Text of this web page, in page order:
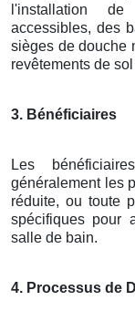
l'installation
accessibles, des
sièges de douche
revêtements de
3. Bénéficiaires
Les
généralement les
réduite, ou toute
spécifiques pour
salle de bain.
4. Processus de